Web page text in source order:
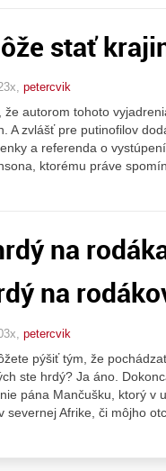
stať
petercvik
autorom tohoto
A zvlášť pre putinofilov
a referenda o
ktorému práve
na
na
petercvik
pýšiť tým, že
ste hrdý? Ja áno.
pána Mančušku, ktorý v
severnej Afrike, či môjho